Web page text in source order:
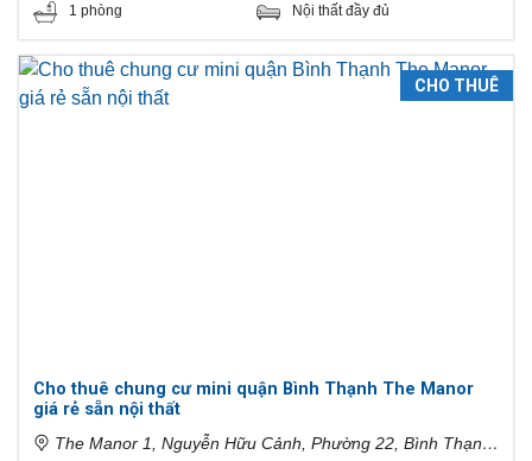
1 phòng
Nội thất đầy đủ
CHO THUÊ
Cho thuê chung cư mini quận Bình Thạnh The Manor
giá rẻ sẵn nội thất
The Manor 1, Nguyễn Hữu Cảnh, Phường 22, Bình Thạnh,